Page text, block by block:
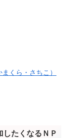
くら・さちこ）
したくなるＮＰ